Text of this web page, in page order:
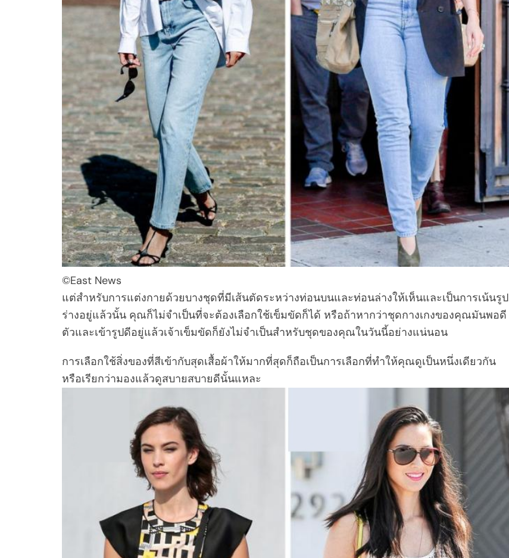
©East News
แต่สำหรับการแต่งกายด้วยบางชุดที่มีเส้นตัดระหว่างท่อนบนและท่อนล่างให้เห็นและเป็นการเน้นรูป
ร่างอยู่แล้วนั้น คุณก็ไม่จำเป็นที่จะต้องเลือกใช้เข็มขัดก็ได้ หรือถ้าหากว่าชุดกางเกงของคุณมันพอดี
ตัวและเข้ารูปดีอยู่แล้วเจ้าเข็มขัดก็ยังไม่จำเป็นสำหรับชุดของคุณในวันนี้อย่างแน่นอน
การเลือกใช้สิ่งของที่สีเข้ากับสุดเสื้อผ้าให้มากที่สุดก็ถือเป็นการเลือกที่ทำให้คุณดูเป็นหนึ่งเดียวกัน
หรือเรียกว่ามองแล้วดูสบายสบายดีนั้นแหละ